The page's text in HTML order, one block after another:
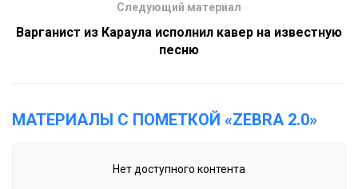
Следующий материал
Варганист из Караула исполнил кавер на известную
песню
МАТЕРИАЛЫ С ПОМЕТКОЙ «ZEBRA 2.0»
Нет доступного контента